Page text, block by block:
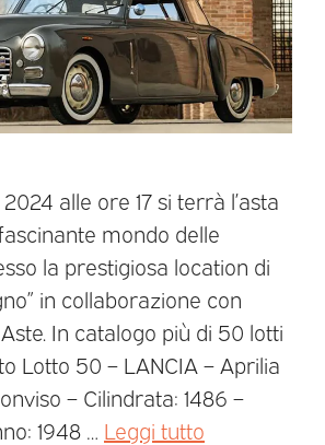
alle ore 17 si terrà l’asta
mondo delle
la prestigiosa location di
in collaborazione con
Aste. In catalogo più di 50 lotti
Lotto 50 – LANCIA – Aprilia
– Cilindrata: 1486 –
1948 … Leggi tutto